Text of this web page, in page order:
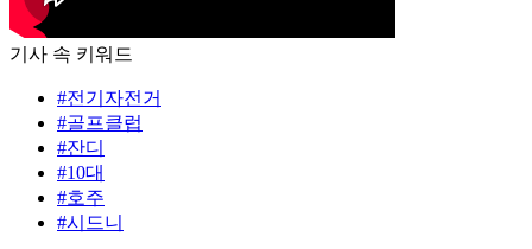
기사 속 키워드
#전기자전거
#골프클럽
#잔디
#10대
#호주
#시드니